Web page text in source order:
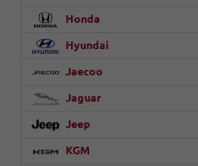
Honda
Hyundai
Jaecoo
Jaguar
Jeep
KGM